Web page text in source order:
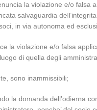
la violazione e/o falsa
salvaguardia
in via autonoma ed
la violazione e/o falsa
di quella degli
sono inammissibili;
la domanda dell’odierna